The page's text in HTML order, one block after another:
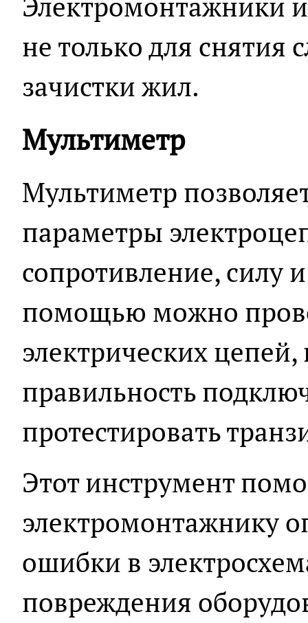
не только для снятия
зачистки жил.
Мультиметр
Мультиметр
параметры
сопротивление, силу
помощью можно
электрических
правильность
протестировать
Этот инструмент
электромонтажнику
ошибки в
повреждения